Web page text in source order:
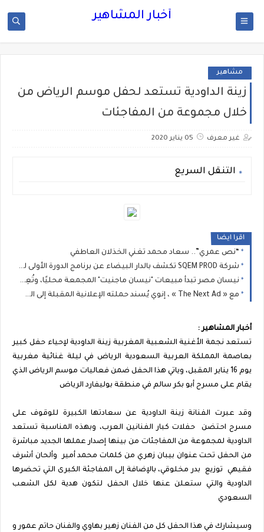
أخبار المشاهير
مشاهير
زينة الداودية تستعد لحفل موسم الرياض من
خلال مجموعة من المفاجئات
غير معرف 05 يناير 2020
التنقل السريع
اقرا ايضا
“نص عمري”.. سعاد محمد تغني الخذلان العاطفي
شركة SQEM PROD تكشف بالدار البيضاء عن برنامج الدورة الأولى لمهرجان الرمال ببوزنيقة
نيسان مصر تبدأ مبيعات "نيسان ماجنيت" المجمعة محليًا، وتُعِيد تعريف فئة السيارات الرياضية المدمجة متعددة الاستخدامات
مع « The Next Ad » ، إنوي يُسند حملته الإعلانية المقبلة إلى الشباب المغربي
أخبار المشاهير :
تستعد نجمة الأغنية الشعبية المغربية زينة الداودية لإحياء حفل كبير
بعاصمة المملكة العربية السعودية الرياض في ليلة غنائية مغربية
يوم 16 يناير المقبل، وياتي هذا الحفل ضمن فعاليات موسم الرياض الذي
يقام على مسرح أبو بكر سالم في منطقة بوليفارد الرياض
وقد عبرت الفنانة زينة الداودية عن سعادتها الكبيرة للوقوف على
مسرح احتضن حفلات كبار الفنانين العرب، وبهذه المناسبة تستعد
الداودية لمجموعة من المفاجئات من بينها إصدار عملها الجديد مباشرة
من الحفل تحت عنوان بيبان زهري من كلمات محمد أمير وألحان أشرف
فقيهي توزيع بدر مخلوقي، بالإضافة إلى المفاجئة الكبرى التي تحضرها
الداودية والتي ستعلن عنها خلال الحفل لتكون هدية لكل الشعب
السعودي
وسيشارك في هذا الحفل كل من الفنان زهير بهاوي والفنان حاتم عمور و